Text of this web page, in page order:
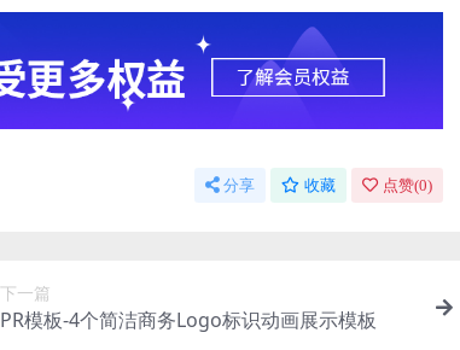
分享 收藏 点赞(0)
下一篇
PR模板-4个简洁商务Logo标识动画展示模板